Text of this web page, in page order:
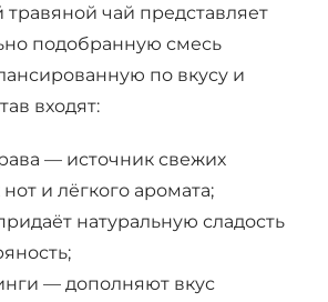
чай представляет
подобранную смесь
по вкусу и
входят:
— источник свежих
и лёгкого аромата;
натуральную сладость
— дополняют вкус